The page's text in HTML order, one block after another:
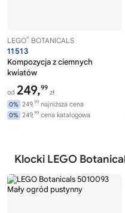
LEGO® BOTANICALS
11513
Kompozycja z ciemnych
kwiatów
od 249,99
zł
0% 249,99 najniższa cena
0% 249,99 cena katalogowa
Klocki LEGO